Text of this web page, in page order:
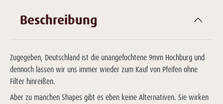
Beschreibung
Zugegeben, Deutschland ist die unangefochtene 9mm Hochburg und
dennoch lassen wir uns immer wieder zum Kauf von Pfeifen ohne
Filter hinreißen.
Aber zu manchen Shapes gibt es eben keine Alternativen. Sie wirken